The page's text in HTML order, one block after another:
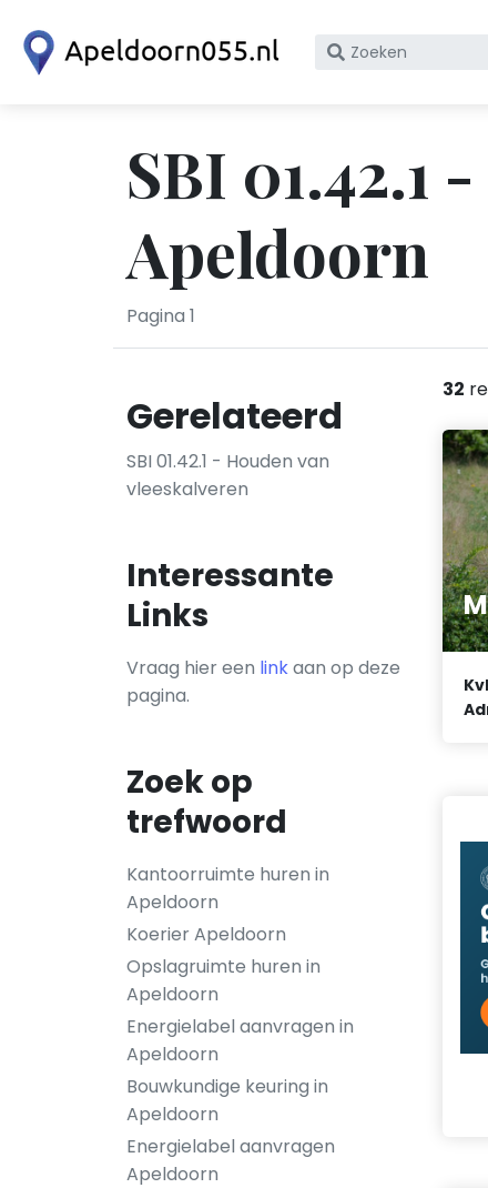
Zoek
KvK
nummer
SBI 01.42.1
Apeldoorn
Pagina 1
Gerelateerd
SBI 01.42.1 - Houden van
vleeskalveren
Interessante
Links
Vraag hier een linkaan op deze
pagina.
Zoek op
trefwoord
Kantoorruimte huren in
Apeldoorn
Koerier Apeldoorn
Opslagruimte huren in
Apeldoorn
Energielabel aanvragen in
Apeldoorn
Bouwkundige keuring in
Apeldoorn
Energielabel aanvragen
Apeldoorn
32